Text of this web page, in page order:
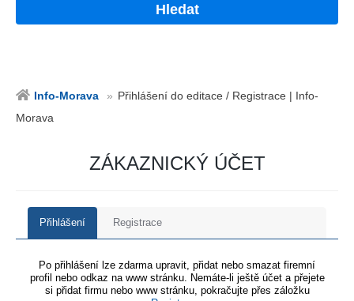
Hledat
Info-Morava
Přihlášení do editace / Registrace | Info-
Morava
ZÁKAZNICKÝ ÚČET
Přihlášení Registrace
Po přihlášení lze zdarma upravit, přidat nebo smazat firemní
profil nebo odkaz na www stránku. Nemáte-li ještě účet a přejete
si přidat firmu nebo www stránku, pokračujte přes záložku